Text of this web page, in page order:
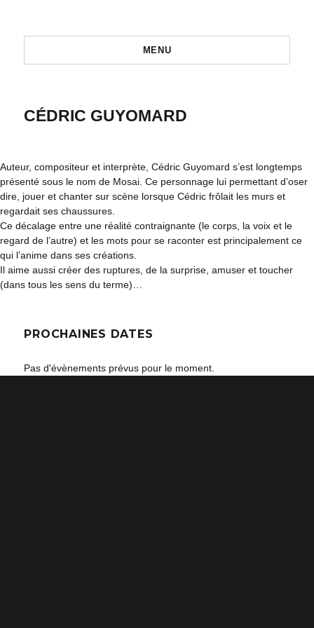
MENU
CÉDRIC GUYOMARD
Auteur, compositeur et interprète, Cédric Guyomard s’est longtemps
présenté sous le nom de Mosai. Ce personnage lui permettant d’oser
dire, jouer et chanter sur scène lorsque Cédric frôlait les murs et
regardait ses chaussures.
Ce décalage entre une réalité contraignante (le corps, la voix et le
regard de l’autre) et les mots pour se raconter est principalement ce
qui l’anime dans ses créations.
Il aime aussi créer des ruptures, de la surprise, amuser et toucher
(dans tous les sens du terme)…
PROCHAINES DATES
Pas d'évènements prévus pour le moment.